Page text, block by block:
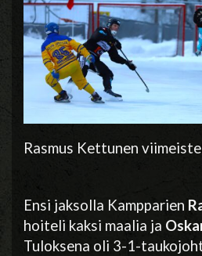
Rasmus Kettunen
Ensi jaksolla Kampparien
hoiteli kaksi maalia ja
Tuloksena oli 3-1-